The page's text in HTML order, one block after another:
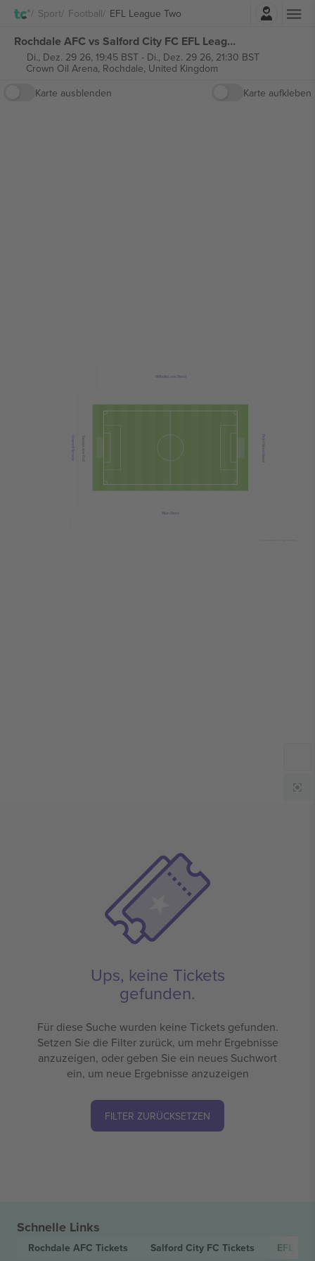
Sport Football EFL League TwoEinloggen
Rochdale AFC vs Salford City FC EFL League Two tickets
Di., Dez. 29 26, 19:45 BST- Di., Dez. 29 26, 21:30 BST
Crown Oil Arena, Rochdale, United Kingdom
Karte ausblenden
Karte aufkleben
Main Stand
Pearl Street Stand
Willbutts Lane Stand
Sandy Lane End
Covered Terrace
Ups, keine Tickets
gefunden.
Für diese Suche wurden keine Tickets gefunden.
Setzen Sie die Filter zurück, um mehr Ergebnisse
anzuzeigen, oder geben Sie ein neues Suchwort
ein, um neue Ergebnisse anzuzeigen
FILTER ZURÜCKSETZEN
Schnelle Links
Rochdale AFC Tickets Salford City FC Tickets EFL